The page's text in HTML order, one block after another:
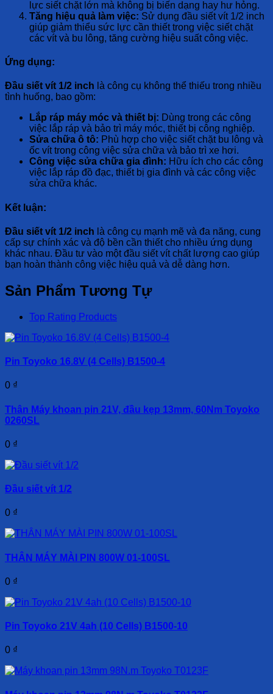
lực siết chặt lớn mà không bị biến dạng hay hư hỏng.
Tăng hiệu quả làm việc: Sử dụng đầu siết vít 1/2 inch
giúp giảm thiểu sức lực cần thiết trong việc siết chặt
các vít và bu lông, tăng cường hiệu suất công việc.
Ứng dụng:
Đầu siết vít 1/2 inch là công cụ không thể thiếu trong nhiều
tình huống, bao gồm:
Lắp ráp máy móc và thiết bị: Dùng trong các công
việc lắp ráp và bảo trì máy móc, thiết bị công nghiệp.
Sửa chữa ô tô: Phù hợp cho việc siết chặt bu lông và
ốc vít trong công việc sửa chữa và bảo trì xe hơi.
Công việc sửa chữa gia đình: Hữu ích cho các công
việc lắp ráp đồ đạc, thiết bị gia đình và các công việc
sửa chữa khác.
Kết luận:
Đầu siết vít 1/2 inch là công cụ mạnh mẽ và đa năng, cung
cấp sự chính xác và độ bền cần thiết cho nhiều ứng dụng
khác nhau. Đầu tư vào một đầu siết vít chất lượng cao giúp
bạn hoàn thành công việc hiệu quả và dễ dàng hơn.
Sản Phẩm Tương Tự
Top Rating Products
Pin Toyoko 16.8V (4 Cells) B1500-4
0 ₫
Thân Máy khoan pin 21V, đầu kẹp 13mm, 60Nm Toyoko
0260SL
0 ₫
Đầu siết vít 1/2
0 ₫
THÂN MÁY MÀI PIN 800W 01-100SL
0 ₫
Pin Toyoko 21V 4ah (10 Cells) B1500-10
0 ₫